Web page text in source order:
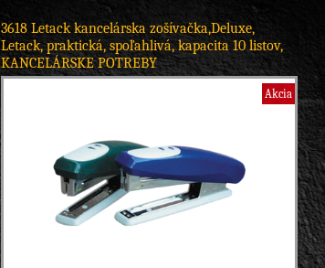
3618 Letack kancelárska zošívačka,Deluxe,
Letack, praktická, spoľahlivá, kapacita 10 listov,
KANCELÁRSKE POTREBY
Akcia